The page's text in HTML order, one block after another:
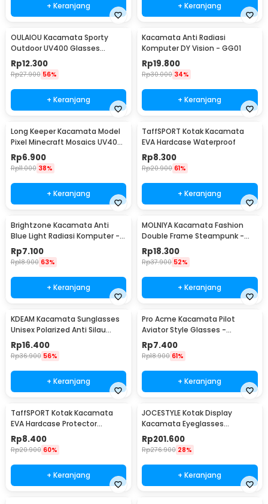
+ Keranjang + Keranjang
OULAIOU Kacamata Sporty
Outdoor UV400 Glasses
Silicone Frame - 9837
Rp12.300
Rp27.900 56%
+ Keranjang
Kacamata Anti Radiasi
Komputer DY Vision - GG01
Rp19.800
Rp30.000 34%
+ Keranjang
Long Keeper Kacamata Model
Pixel Minecraft Mosaics UV400
- 088
Rp6.900
Rp11.000 38%
+ Keranjang
TaffSPORT Kotak Kacamata
EVA Hardcase Waterproof
Rp8.300
Rp20.900 61%
+ Keranjang
Brightzone Kacamata Anti
Blue Light Radiasi Komputer -
E27
Rp7.100
Rp18.900 63%
+ Keranjang
MOLNIYA Kacamata Fashion
Double Frame Steampunk -
NE60
Rp18.300
Rp37.900 52%
+ Keranjang
KDEAM Kacamata Sunglasses
Unisex Polarized Anti Silau
Outdoor UV200 KD156 - KD156
Rp16.400
Rp36.900 56%
+ Keranjang
Pro Acme Kacamata Pilot
Aviator Style Glasses -
CC0744
Rp7.400
Rp18.900 61%
+ Keranjang
TaffSPORT Kotak Kacamata
EVA Hardcase Protector
Waterproof - JL-10028
Rp8.400
Rp20.900 60%
+ Keranjang
JOCESTYLE Kotak Display
Kacamata Eyeglasses
Sunglasses Box 12 Slot - SWK78
Rp201.600
Rp276.900 28%
+ Keranjang